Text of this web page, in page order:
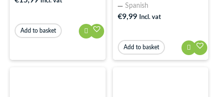
Add to basket
Spanish
€9,99 Incl. vat
Add to basket